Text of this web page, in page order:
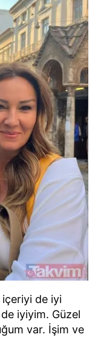
de iyi
iyiyim. Güzel
var. İşim ve